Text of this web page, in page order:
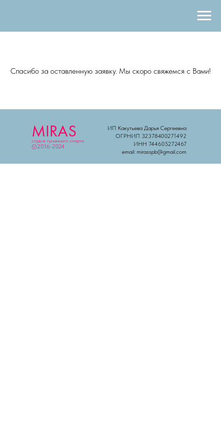
Спасибо за оставленную заявку. Мы скоро свяжемся с Вами!
MIRAS
©2016-2024
ИП Какутьева Дарья Сергеевна
ОГРНИП 32378400271492
ИНН 744605272467
email: mirasspb@gmail.com
студия гуманного спорта